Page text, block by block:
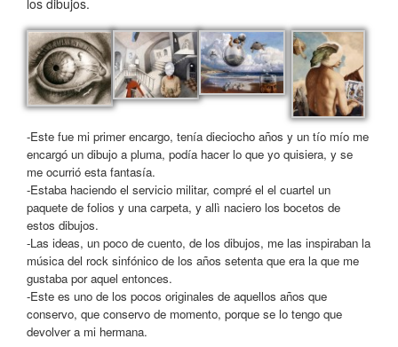
-Este fue mi primer encargo, tenía dieciocho años y un tío mío me
encargó un dibujo a pluma, podía hacer lo que yo quisiera, y se
me ocurrió esta fantasía.
-Estaba haciendo el servicio militar, compré el el cuartel un
paquete de folios y una carpeta, y allì naciero los bocetos de
estos dibujos.
-Las ideas, un poco de cuento, de los dibujos, me las inspiraban la
música del rock sinfónico de los años setenta que era la que me
gustaba por aquel entonces.
-Este es uno de los pocos originales de aquellos años que
conservo, que conservo de momento, porque se lo tengo que
devolver a mi hermana.